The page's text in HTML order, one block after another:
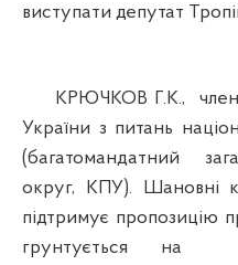
виступати депутат
КРЮЧКОВ Г.К., член
України з питань
(багатомандатний
округ, КПУ). Шановні
підтримує пропозицію
грунтується на